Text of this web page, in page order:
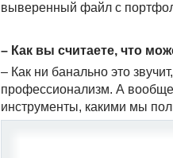
выверенный файл с
– Как вы считаете, что
– Как ни банально это
профессионализм. А
инструменты, какими мы